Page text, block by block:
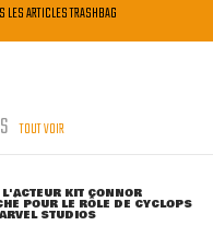
LES ARTICLES TRASHBAG
TOUT VOIR
KIT CONNOR
POUR LE RÔLE DE CYCLOPS
STUDIOS